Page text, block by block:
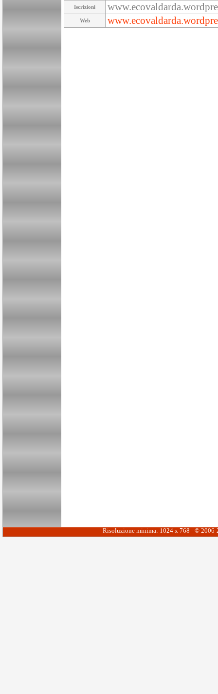
Iscrizioni
Web
Risoluzione minima: 1024 x 768 - ©